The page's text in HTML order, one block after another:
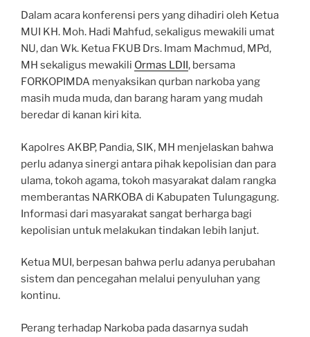
Dalam acara konferensi pers yang dihadiri oleh Ketua
MUI KH. Moh. Hadi Mahfud, sekaligus mewakili umat
NU, dan Wk. Ketua FKUB Drs. Imam Machmud, MPd,
MH sekaligus mewakili Ormas LDII, bersama
FORKOPIMDA menyaksikan qurban narkoba yang
masih muda muda, dan barang haram yang mudah
beredar di kanan kiri kita.
Kapolres AKBP, Pandia, SIK, MH menjelaskan bahwa
perlu adanya sinergi antara pihak kepolisian dan para
ulama, tokoh agama, tokoh masyarakat dalam rangka
memberantas NARKOBA di Kabupaten Tulungagung.
Informasi dari masyarakat sangat berharga bagi
kepolisian untuk melakukan tindakan lebih lanjut.
Ketua MUI, berpesan bahwa perlu adanya perubahan
sistem dan pencegahan melalui penyuluhan yang
kontinu.
Perang terhadap Narkoba pada dasarnya sudah